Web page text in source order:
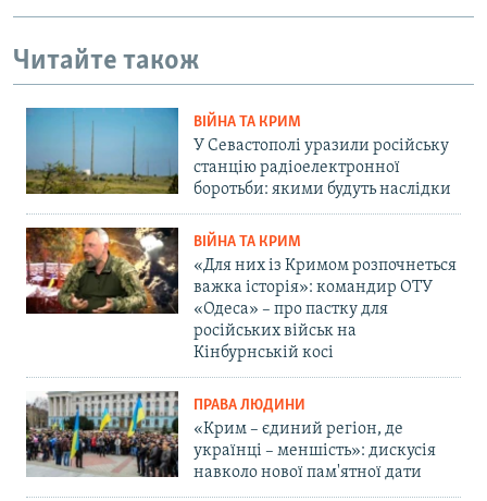
Читайте також
ВІЙНА ТА КРИМ
У Севастополі уразили російську
станцію радіоелектронної
боротьби: якими будуть наслідки
ВІЙНА ТА КРИМ
«Для них із Кримом розпочнеться
важка історія»: командир ОТУ
«Одеса» – про пастку для
російських військ на
Кінбурнській косі
ПРАВА ЛЮДИНИ
«Крим – єдиний регіон, де
українці – меншість»: дискусія
навколо нової пам'ятної дати